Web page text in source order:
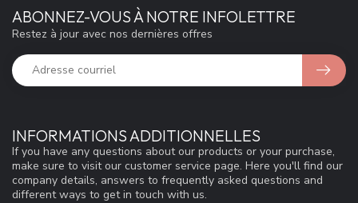
INFORMATIONS ADDITIONNELLES
If you have any questions about our products or your purchase,
make sure to visit our customer service page. Here you'll find our
company details, answers to frequently asked questions and
different ways to get in touch with us.
ABONNEZ-VOUS À NOTRE INFOLETTRE
Restez à jour avec nos dernières offres